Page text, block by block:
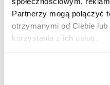
Partnerzy mogą połączyć
otrzymanymi od Ciebie
korzystania z ich usług.
Biokominek zasilany jest przez
biopaliwo dzięki czemu nie
wymaga podłączenia do